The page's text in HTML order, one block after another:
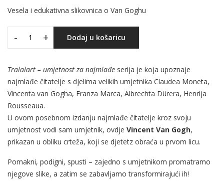
Vesela i edukativna slikovnica o Van Goghu
- + Dodaj u košaricu
Tralalart – umjetnost za najmlađe serija je koja upoznaje
najmlađe čitatelje s djelima velikih umjetnika Claudea Moneta,
Vincenta van Gogha, Franza Marca, Albrechta Dürera, Henrija
Rousseaua.
U ovom posebnom izdanju najmlađe čitatelje kroz svoju
umjetnost vodi sam umjetnik, ovdje Vincent Van Gogh,
prikazan u obliku crteža, koji se djetetz obraća u prvom licu.
Pomakni, podigni, spusti – zajedno s umjetnikom promatramo
njegove slike, a zatim se zabavljamo transformirajući ih!